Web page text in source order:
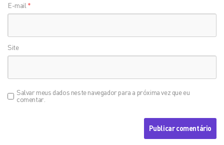
E-mail *
Site
Salvar meus dados neste navegador para a próxima vez que eu
comentar.